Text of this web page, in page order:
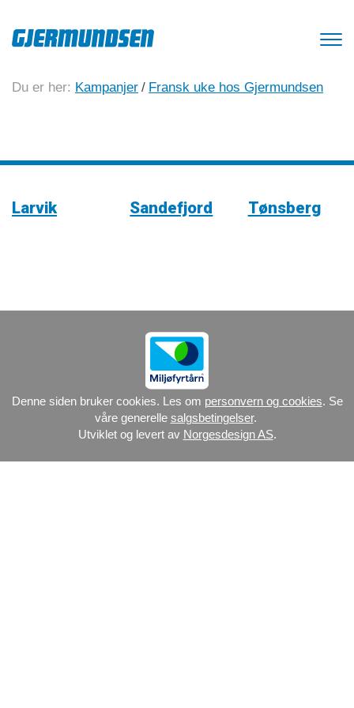
Du er her: Kampanjer / Fransk uke hos Gjermundsen
Larvik Sandefjord Tønsberg
Denne siden bruker cookies. Les om personvern og cookies. Se
våre generelle salgsbetingelser.
Utviklet og levert av Norgesdesign AS.